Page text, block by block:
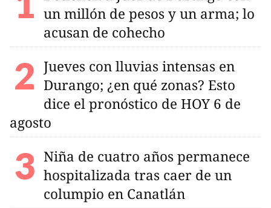
un millón de pesos y un arma; lo
acusan de cohecho
Jueves con lluvias intensas en
Durango; ¿en qué zonas? Esto
dice el pronóstico de HOY 6 de
agosto
Niña de cuatro años permanece
hospitalizada tras caer de un
columpio en Canatlán